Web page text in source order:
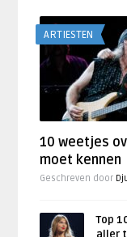
ARTIESTEN
10 weetjes
moet kennen
Geschreven door
Top